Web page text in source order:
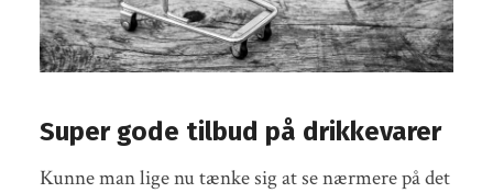
Super gode tilbud på drikkevarer
Kunne man lige nu tænke sig at se nærmere på det